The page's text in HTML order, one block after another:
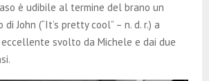
è udibile al termine del brano un
John (“It’s pretty cool” – n. d. r.) a
svolto da Michele e dai due